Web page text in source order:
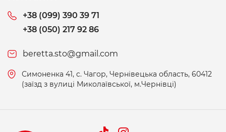
+38 (099) 390 39 71
+38 (050) 217 92 86
beretta.sto@gmail.com
Симоненка 41, c. Чагор, Чернівецька область, 60412
(заїзд з вулиці Миколаївської, м.Чернівці)